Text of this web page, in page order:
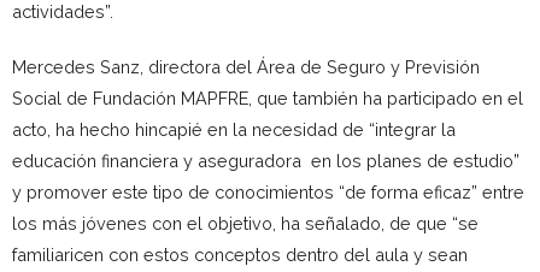
actividades”.
Mercedes Sanz, directora del Área de Seguro y Previsión
Social de Fundación MAPFRE, que también ha participado en el
acto, ha hecho hincapié en la necesidad de “integrar la
educación financiera y aseguradora en los planes de estudio”
y promover este tipo de conocimientos “de forma eficaz” entre
los más jóvenes con el objetivo, ha señalado, de que “se
familiaricen con estos conceptos dentro del aula y sean